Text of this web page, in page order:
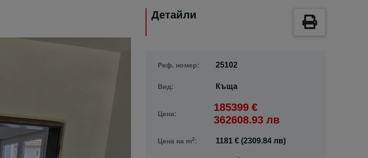
Детайли
Реф. номер: 25102
Вид: Къща
Цена:
185399 €
362608.93 лв
Цена на m2: 1181 € (2309.84 лв)